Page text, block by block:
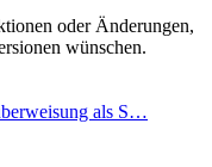
oder Änderungen,
wünschen.
als S…